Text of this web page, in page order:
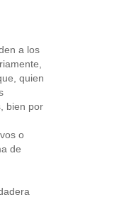
a los
quien
bien por
o
de